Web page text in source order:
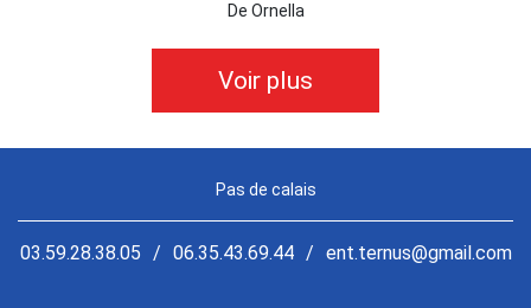
De Ornella
Voir plus
Pas de calais
03.59.28.38.05 / 06.35.43.69.44 / ent.ternus@gmail.com